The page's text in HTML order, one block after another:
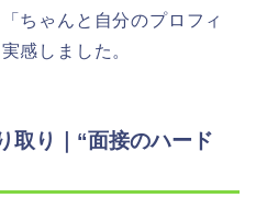
ちゃんと自分のプロフィ
感しました。
取り｜“面接のハード